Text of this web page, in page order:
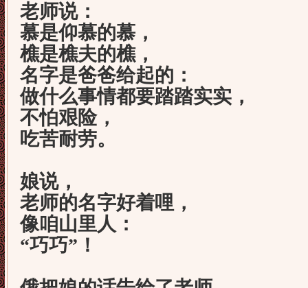
老师说：
慕是仰慕的慕，
樵是樵夫的樵，
名字是爸爸给起的：
做什么事情都要踏踏实实，
不怕艰险，
吃苦耐劳。
娘说，
老师的名字好着哩，
像咱山里人：
“巧巧”！